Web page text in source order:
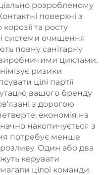
розробленому
поверхні з
корозії та росту
системи очищення
повну санітарну
циклами.
ризики
цілі партії
вашого бренду
з дорогою
економія на
накопичується з
потребує менше
розливу. Один або два
керувати
цілої команди,